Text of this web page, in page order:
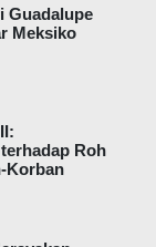
Guadalupe
Meksiko
Roh
Korban